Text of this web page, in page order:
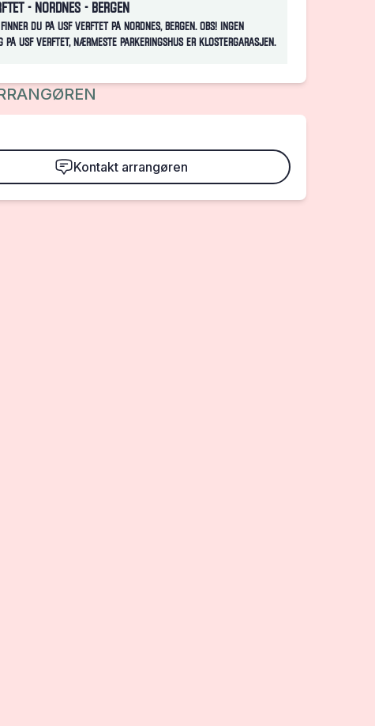
- Nordnes - Bergen
du på USF Verftet på Nordnes, Bergen. OBS! Ingen
på USF Verftet, nærmeste parkeringshus er Klostergarasjen.
Kontakt arrangøren